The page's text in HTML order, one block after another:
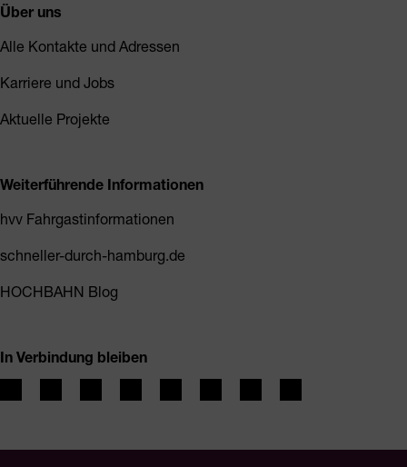
Über uns
Alle Kontakte und Adressen
Karriere und Jobs
Aktuelle Projekte
Weiterführende Informationen
hvv Fahrgastinformationen
schneller-durch-hamburg.de
HOCHBAHN Blog
In Verbindung bleiben